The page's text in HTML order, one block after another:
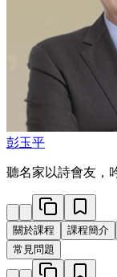
彭玉平
聽名家以詩會友，
關於課程 課程簡介
常見問題